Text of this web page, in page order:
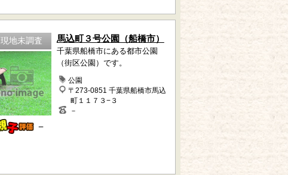
現地未調査
－
馬込町３号公園（船橋市）
千葉県船橋市にある都市公園
（街区公園）です。
公園
〒273-0851 千葉県船橋市馬込
町１１７３−３
－